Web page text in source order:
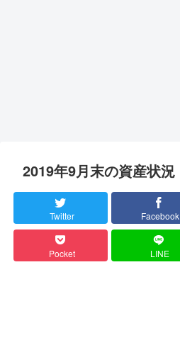
2019年9月末の資産状況
Twitter Facebook
Pocket LINE